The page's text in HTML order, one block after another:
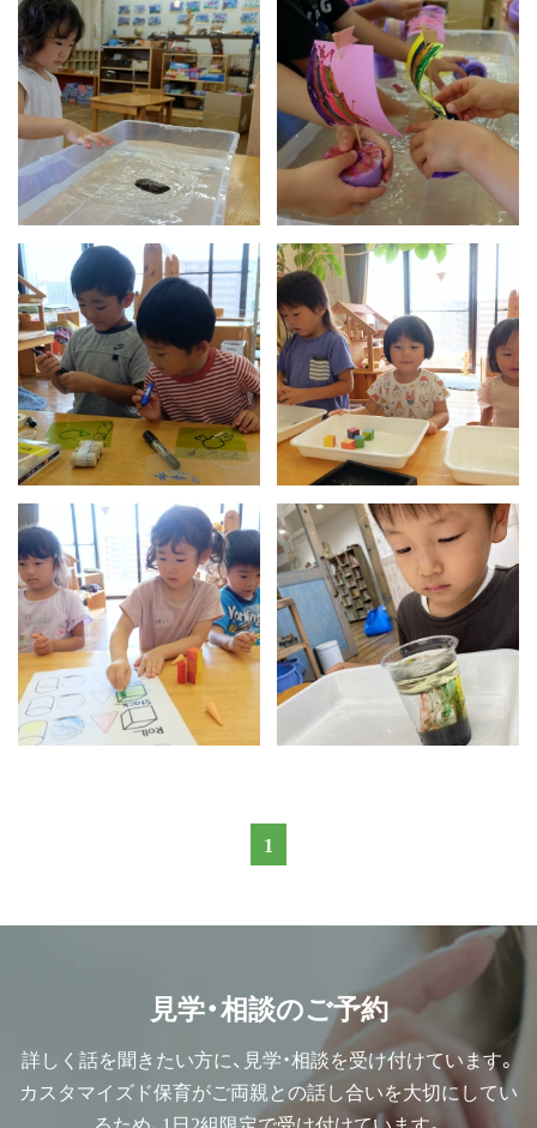
1
見学・相談のご予約
詳しく話を聞きたい方に、見学・相談を受け付けています。
カスタマイズド保育がご両親との話し合いを大切にしてい